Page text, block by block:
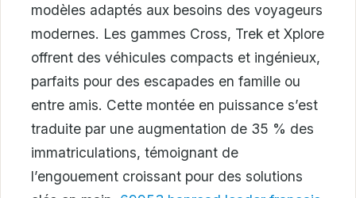
modèles adaptés aux besoins des voyageurs
modernes. Les gammes Cross, Trek et Xplore
offrent des véhicules compacts et ingénieux,
parfaits pour des escapades en famille ou
entre amis. Cette montée en puissance s’est
traduite par une augmentation de 35 % des
immatriculations, témoignant de
l’engouement croissant pour des solutions